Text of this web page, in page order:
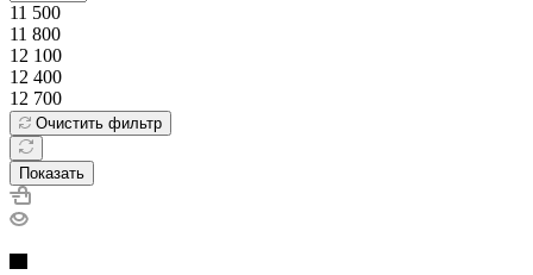
11 500
11 800
12 100
12 400
12 700
Очистить фильтр
Показать